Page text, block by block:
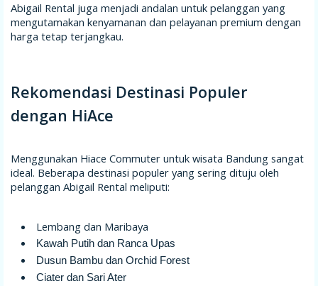
Abigail Rental juga menjadi andalan untuk pelanggan yang
mengutamakan kenyamanan dan pelayanan premium dengan
harga tetap terjangkau.
Rekomendasi Destinasi Populer
dengan HiAce
Menggunakan Hiace Commuter untuk wisata Bandung sangat
ideal. Beberapa destinasi populer yang sering dituju oleh
pelanggan Abigail Rental meliputi:
Lembang dan Maribaya
Kawah Putih dan Ranca Upas
Dusun Bambu dan Orchid Forest
Ciater dan Sari Ater